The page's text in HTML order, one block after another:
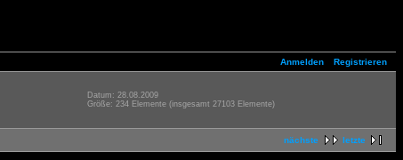
Anmelden Registrieren
Datum: 28.08.2009
Größe: 234 Elemente (insgesamt 27103 Elemente)
nächste letzte